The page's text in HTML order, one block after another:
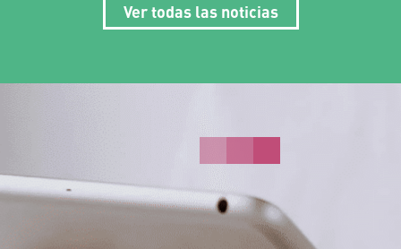
Ver todas las noticias